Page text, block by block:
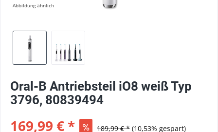
Abbildung ähnlich
Oral-B Antriebsteil iO8 weiß Typ
3796, 80839494
169,99 € * 189,99 € * (10,53% gespart)